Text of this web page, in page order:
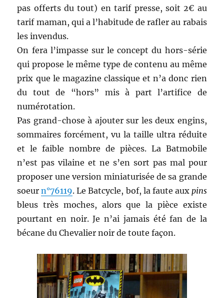
pas offerts du tout) en tarif presse, soit 2€ au
tarif maman, qui a l’habitude de rafler au rabais
les invendus.
On fera l’impasse sur le concept du hors-série
qui propose le même type de contenu au même
prix que le magazine classique et n’a donc rien
du tout de “hors” mis à part l’artifice de
numérotation.
Pas grand-chose à ajouter sur les deux engins,
sommaires forcément, vu la taille ultra réduite
et le faible nombre de pièces. La Batmobile
n’est pas vilaine et ne s’en sort pas mal pour
proposer une version miniaturisée de sa grande
soeurn°76119. Le Batcycle, bof, la faute aux pins
bleus très moches, alors que la pièce existe
pourtant en noir. Je n’ai jamais été fan de la
bécane du Chevalier noir de toute façon.